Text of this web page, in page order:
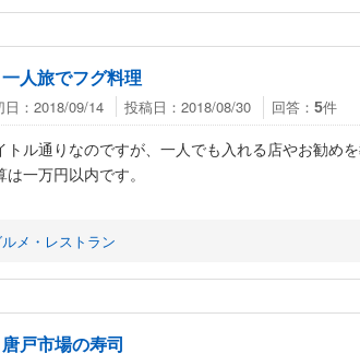
一人旅でフグ料理
日：2018/09/14 投稿日：2018/08/30 回答： 5件
トル通りなのですが、一人でも入れる店やお勧めを
は一万円以内です。
メ・レストラン
唐戸市場の寿司